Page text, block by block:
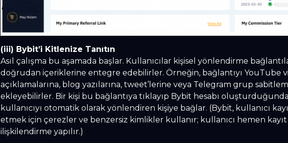
(iii) Bybit’i Kitlenize Tanıtın
Asıl çalışma bu aşamada başlar. Kullanıcılar kişisel yönlendirme
doğrudan içeriklerine entegre edebilirler. Örneğin, bağlantıyı YouTube
açıklamalarına, blog yazılarına, tweet’lerine veya Telegram grup
ekleyebilirler. Bir kişi bu bağlantıya tıklayıp Bybit hesabı
kullanıcıyı otomatik olarak yönlendiren kişiye bağlar. (Bybit, kullanıcı
etmek için çerezler ve benzersiz kimlikler kullanır; kullanıcı hemen
ilişkilendirme yapılır.)